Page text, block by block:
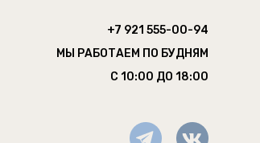
+7 921 555-00-94
МЫ РАБОТАЕМ ПО БУДНЯМ
С 10:00 ДО 18:00